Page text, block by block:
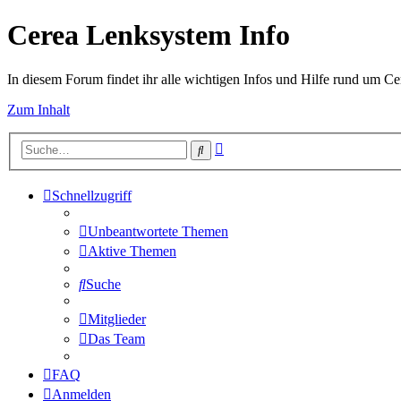
Cerea Lenksystem Info
In diesem Forum findet ihr alle wichtigen Infos und Hilfe rund um
Zum Inhalt
Suche
Schnellzugriff
Unbeantwortete Themen
Aktive Themen
Suche
Mitglieder
Das Team
FAQ
Anmelden